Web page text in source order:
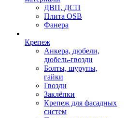
ДВП, ДСП
Плита OSB
Фанера
Крепеж
Анкера, дюбели,
дюбель-гвозди
Болты, шурупы,
гайки
Гвозди
Заклёпки
Крепеж для фасадных
систем